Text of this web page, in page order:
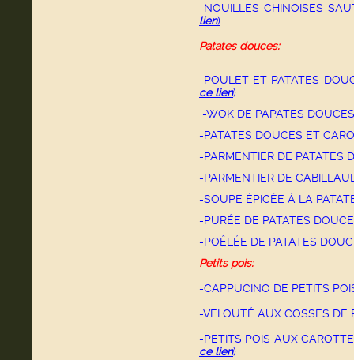
-NOUILLES CHINOISES
lien)
Patates douces:
-POULET ET PATATES
ce lien)
-WOK DE PAPATES
-PATATES DOUCES ET
-PARMENTIER DE PATATES
-PARMENTIER DE
-SOUPE ÉPICÉE À LA
-PURÉE DE PATATES
-POÊLÉE DE PATATES
Petits pois:
-CAPPUCINO DE PETITS
-VELOUTÉ AUX COSSES DE
-PETITS POIS AUX
ce lien)